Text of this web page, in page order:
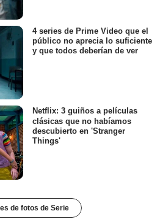
4 series de Prime Video que el
público no aprecia lo suficiente
y que todos deberían de ver
Netflix: 3 guiños a películas
clásicas que no habíamos
descubierto en 'Stranger
Things'
de fotos de Serie